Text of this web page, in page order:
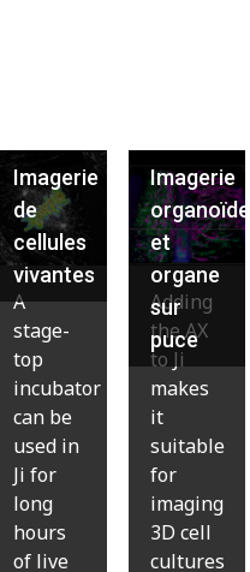
Imagerie
de
cellules
vivantes
A
stage-
top
incubator
can be
used in
Ji for
long
hours
of live
Imagerie
organoïde
et
organe
sur
puce
Adding
the AX
to Ji
makes
it
suitable
for
imaging
3D cell
cultures